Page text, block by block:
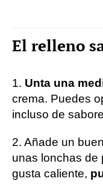
El relleno
1. Unta una
crema. Puedes
incluso de
2. Añade un
unas lonchas de
gusta caliente,